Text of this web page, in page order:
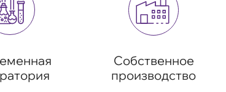
Собственное
производство